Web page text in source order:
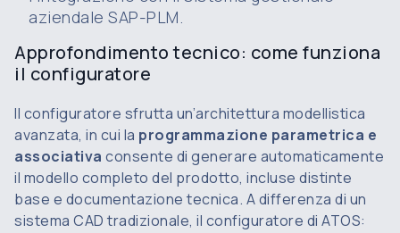
aziendale SAP-PLM.
Approfondimento tecnico: come funziona
il configuratore
Il configuratore sfrutta un’architettura modellistica
avanzata, in cui la programmazione parametrica e
associativa consente di generare automaticamente
il modello completo del prodotto, incluse distinte
base e documentazione tecnica. A differenza di un
sistema CAD tradizionale, il configuratore di ATOS: